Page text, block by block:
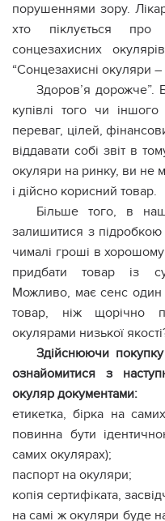
порушеннями зору.
хто піклується про
сонцезахисних
“Сонцезахисні окуляри
Здоров’я дорожче”.
купівлі того чи
переваг, цілей,
віддавати собі звіт в
окуляри на ринку, ви не
і дійсно корисний товар.
Більше того, в
залишитися з
чималі гроші в
придбати товар із
Можливо, має сенс один
товар, ніж щорічно
окулярами низької
Здійснюючи
ознайомитися з
окуляр документами:
етикетка, бірка на
повинна бути
самих окулярах);
паспорт на окуляри;
копія сертифіката,
на самі ж окуляри буде